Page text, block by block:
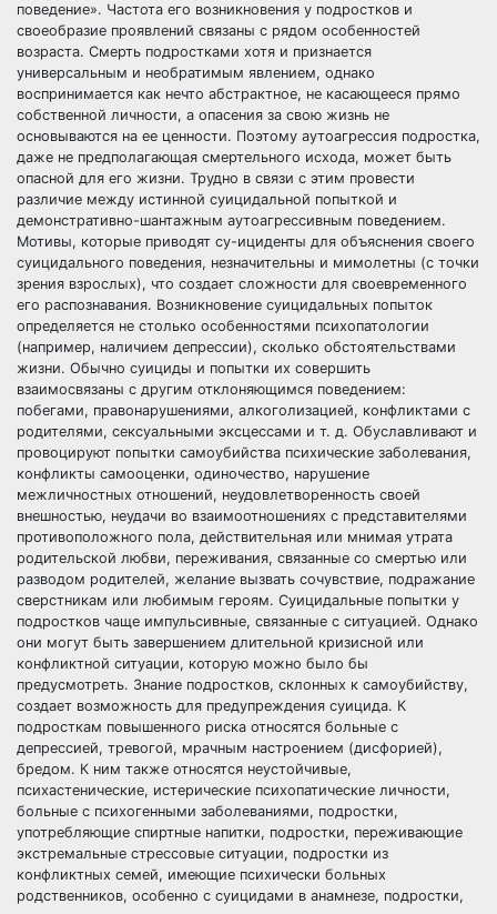
поведение». Частота его возникновения у подростков и
своеобразие проявлений связаны с рядом особенностей
возраста. Смерть подростками хотя и признается
универсальным и необратимым явлением, однако
воспринимается как нечто абстрактное, не касающееся прямо
собственной личности, а опасения за свою жизнь не
основываются на ее ценности. Поэтому аутоагрессия подростка,
даже не предполагающая смертельного исхода, может быть
опасной для его жизни. Трудно в связи с этим провести
различие между истинной суицидальной попыткой и
демонстративно-шантажным аутоагрессивным поведением.
Мотивы, которые приводят су-ициденты для объяснения своего
суицидального поведения, незначительны и мимолетны (с точки
зрения взрослых), что создает сложности для своевременного
его распознавания. Возникновение суицидальных попыток
определяется не столько особенностями психопатологии
(например, наличием депрессии), сколько обстоятельствами
жизни. Обычно суициды и попытки их совершить
взаимосвязаны с другим отклоняющимся поведением:
побегами, правонарушениями, алкоголизацией, конфликтами с
родителями, сексуальными эксцессами и т. д. Обуславливают и
провоцируют попытки самоубийства психические заболевания,
конфликты самооценки, одиночество, нарушение
межличностных отношений, неудовлетворенность своей
внешностью, неудачи во взаимоотношениях с представителями
противоположного пола, действительная или мнимая утрата
родительской любви, переживания, связанные со смертью или
разводом родителей, желание вызвать сочувствие, подражание
сверстникам или любимым героям. Суицидальные попытки у
подростков чаще импульсивные, связанные с ситуацией. Однако
они могут быть завершением длительной кризисной или
конфликтной ситуации, которую можно было бы
предусмотреть. Знание подростков, склонных к самоубийству,
создает возможность для предупреждения суицида. К
подросткам повышенного риска относятся больные с
депрессией, тревогой, мрачным настроением (дисфорией),
бредом. К ним также относятся неустойчивые,
психастенические, истерические психопатические личности,
больные с психогенными заболеваниями, подростки,
употребляющие спиртные напитки, подростки, переживающие
экстремальные стрессовые ситуации, подростки из
конфликтных семей, имеющие психически больных
родственников, особенно с суицидами в анамнезе, подростки,